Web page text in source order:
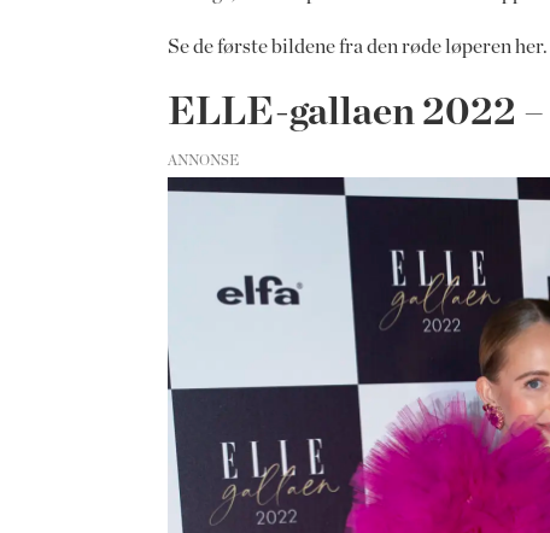
Se de første bildene fra den røde løperen her.
ELLE-gallaen 2022 –
ANNONSE